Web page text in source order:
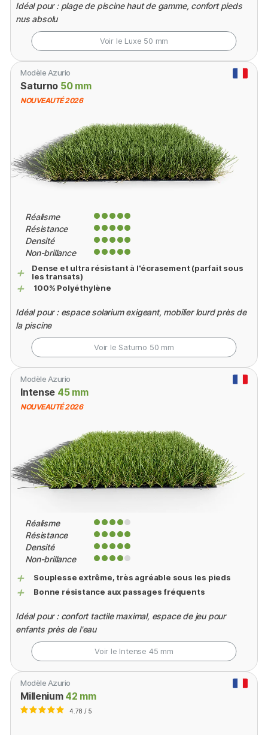
Idéal pour : plage de piscine haut de gamme, confort pieds
nus absolu
Voir le Luxe 50 mm
Modèle Azurio
Saturno 50 mm
NOUVEAUTÉ 2026
Réalisme
Résistance
Densité
Non-brillance
+
Dense et ultra résistant à l'écrasement (parfait sous
les transats)
+ 100% Polyéthylène
Idéal pour : espace solarium exigeant, mobilier lourd près de
la piscine
Voir le Saturno 50 mm
Modèle Azurio
Intense 45 mm
NOUVEAUTÉ 2026
Réalisme
Résistance
Densité
Non-brillance
+ Souplesse extrême, très agréable sous les pieds
+ Bonne résistance aux passages fréquents
Idéal pour : confort tactile maximal, espace de jeu pour
enfants près de l'eau
Voir le Intense 45 mm
Modèle Azurio
Millenium 42 mm
4.78 / 5